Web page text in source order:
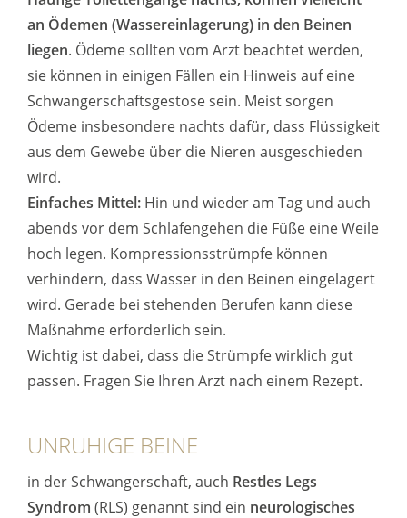
an Ödemen (Wassereinlagerung) in den Beinen
liegen. Ödeme sollten vom Arzt beachtet werden,
sie können in einigen Fällen ein Hinweis auf eine
Schwangerschaftsgestose sein. Meist sorgen
Ödeme insbesondere nachts dafür, dass Flüssigkeit
aus dem Gewebe über die Nieren ausgeschieden
wird.
Einfaches Mittel: Hin und wieder am Tag und auch
abends vor dem Schlafengehen die Füße eine Weile
hoch legen. Kompressionsstrümpfe können
verhindern, dass Wasser in den Beinen eingelagert
wird. Gerade bei stehenden Berufen kann diese
Maßnahme erforderlich sein.
Wichtig ist dabei, dass die Strümpfe wirklich gut
passen. Fragen Sie Ihren Arzt nach einem Rezept.
UNRUHIGE BEINE
in der Schwangerschaft, auch Restles Legs
Syndrom (RLS) genannt sind ein neurologisches